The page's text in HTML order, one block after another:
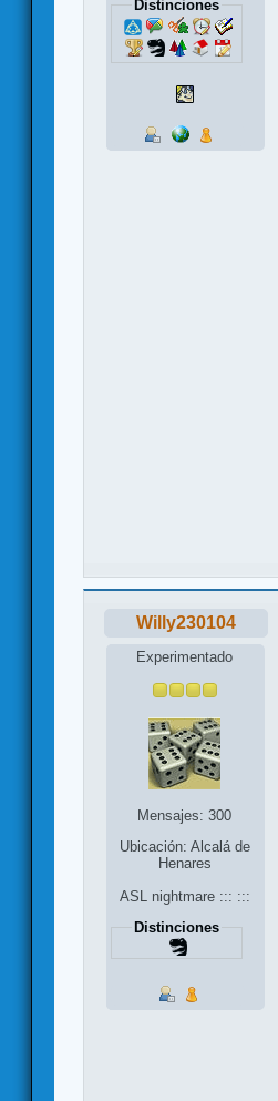
Distinciones
Willy230104
Experimentado
Mensajes: 300
Ubicación: Alcalá de
Henares
ASL nightmare ::: :::
Distinciones